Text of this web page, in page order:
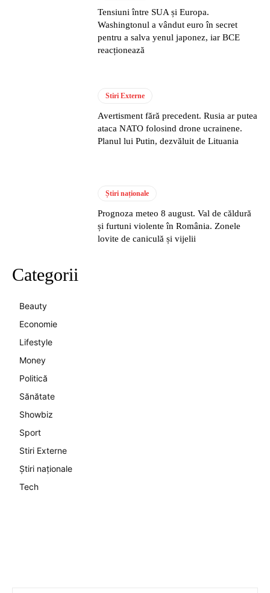
Tensiuni între SUA și Europa.
Washingtonul a vândut euro în secret
pentru a salva yenul japonez, iar BCE
reacționează
Stiri Externe
Avertisment fără precedent. Rusia ar putea
ataca NATO folosind drone ucrainene.
Planul lui Putin, dezvăluit de Lituania
Știri naționale
Prognoza meteo 8 august. Val de căldură
și furtuni violente în România. Zonele
lovite de caniculă și vijelii
Categorii
Beauty
Economie
Lifestyle
Money
Politică
Sănătate
Showbiz
Sport
Stiri Externe
Știri naționale
Tech